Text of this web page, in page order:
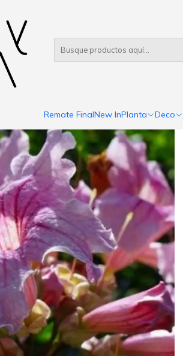
Remate FinalNew InPlanta Deco